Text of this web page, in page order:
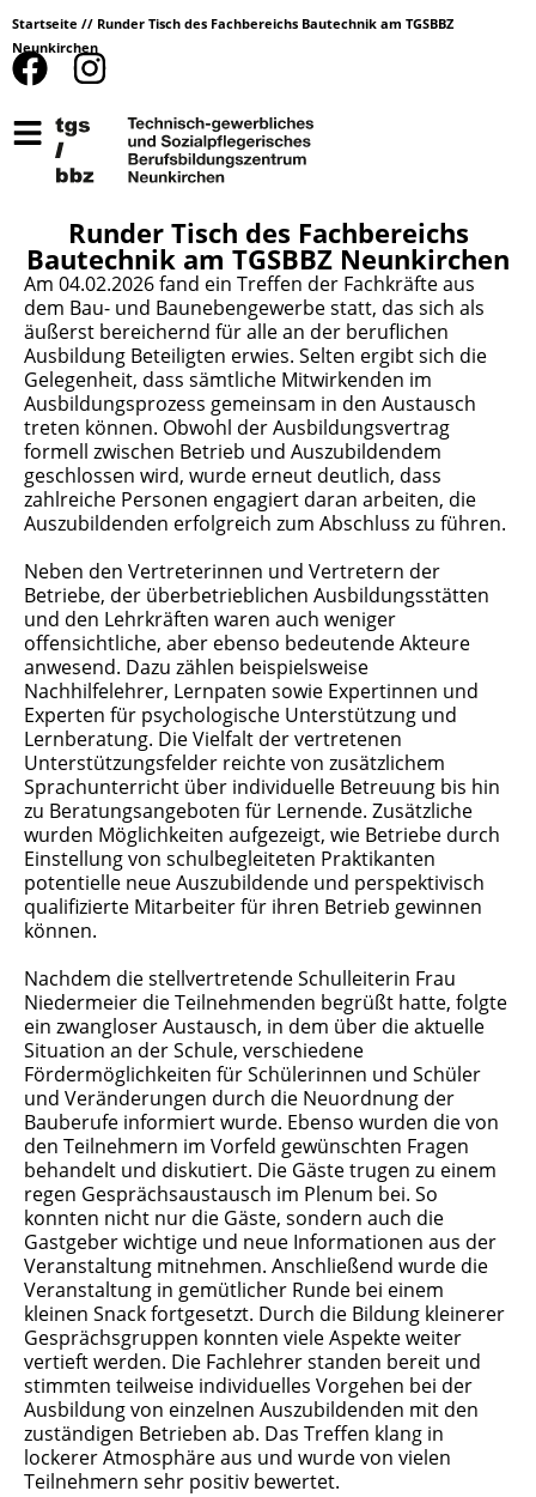
Startseite // Runder Tisch des Fachbereichs Bautechnik am TGSBBZ
Neunkirchen
Runder Tisch des Fachbereichs
Bautechnik am TGSBBZ Neunkirchen
Am 04.02.2026 fand ein Treffen der Fachkräfte aus
dem Bau- und Baunebengewerbe statt, das sich als
äußerst bereichernd für alle an der beruflichen
Ausbildung Beteiligten erwies. Selten ergibt sich die
Gelegenheit, dass sämtliche Mitwirkenden im
Ausbildungsprozess gemeinsam in den Austausch
treten können. Obwohl der Ausbildungsvertrag
formell zwischen Betrieb und Auszubildendem
geschlossen wird, wurde erneut deutlich, dass
zahlreiche Personen engagiert daran arbeiten, die
Auszubildenden erfolgreich zum Abschluss zu führen.
Neben den Vertreterinnen und Vertretern der
Betriebe, der überbetrieblichen Ausbildungsstätten
und den Lehrkräften waren auch weniger
offensichtliche, aber ebenso bedeutende Akteure
anwesend. Dazu zählen beispielsweise
Nachhilfelehrer, Lernpaten sowie Expertinnen und
Experten für psychologische Unterstützung und
Lernberatung. Die Vielfalt der vertretenen
Unterstützungsfelder reichte von zusätzlichem
Sprachunterricht über individuelle Betreuung bis hin
zu Beratungsangeboten für Lernende. Zusätzliche
wurden Möglichkeiten aufgezeigt, wie Betriebe durch
Einstellung von schulbegleiteten Praktikanten
potentielle neue Auszubildende und perspektivisch
qualifizierte Mitarbeiter für ihren Betrieb gewinnen
können.
Nachdem die stellvertretende Schulleiterin Frau
Niedermeier die Teilnehmenden begrüßt hatte, folgte
ein zwangloser Austausch, in dem über die aktuelle
Situation an der Schule, verschiedene
Fördermöglichkeiten für Schülerinnen und Schüler
und Veränderungen durch die Neuordnung der
Bauberufe informiert wurde. Ebenso wurden die von
den Teilnehmern im Vorfeld gewünschten Fragen
behandelt und diskutiert. Die Gäste trugen zu einem
regen Gesprächsaustausch im Plenum bei. So
konnten nicht nur die Gäste, sondern auch die
Gastgeber wichtige und neue Informationen aus der
Veranstaltung mitnehmen. Anschließend wurde die
Veranstaltung in gemütlicher Runde bei einem
kleinen Snack fortgesetzt. Durch die Bildung kleinerer
Gesprächsgruppen konnten viele Aspekte weiter
vertieft werden. Die Fachlehrer standen bereit und
stimmten teilweise individuelles Vorgehen bei der
Ausbildung von einzelnen Auszubildenden mit den
zuständigen Betrieben ab. Das Treffen klang in
lockerer Atmosphäre aus und wurde von vielen
Teilnehmern sehr positiv bewertet.